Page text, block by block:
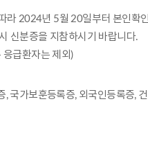
라 2024년 5월 20일부터 본인확
신분증을 지참하시기 바랍니다.
급환자는 제외)
국가보훈등록증, 외국인등록증,